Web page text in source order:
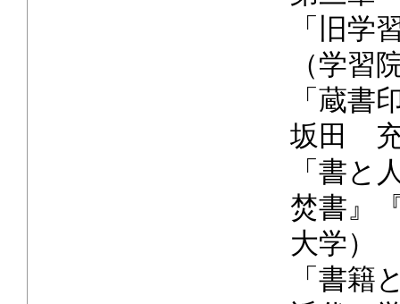
「旧学
（学習
「蔵書
坂田 充
「書と
焚書』
大学）
「書籍